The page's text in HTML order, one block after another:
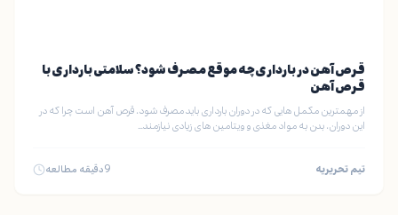
قرص آهن در بارداری چه موقع مصرف شود؟ سلامتی بارداری با
قرص آهن
از مهمترین مکمل هایی که در دوران بارداری باید مصرف شود، قرص آهن است چرا که در
این دوران، بدن به مواد مغذی و ویتامین های زیادی نیازمند…
تیم تحریریه 9دقیقه مطالعه